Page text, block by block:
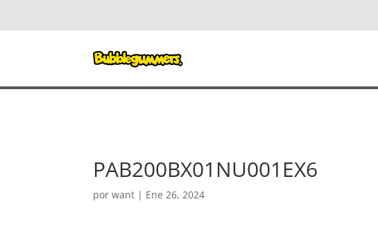
PAB200BX01NU001EX6
porwant | Ene 26, 2024